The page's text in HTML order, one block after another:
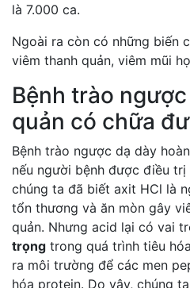
là 7.000 ca.
Ngoài ra còn có những biến
viêm thanh quản, viêm mũi
Bệnh trào
quản có chữa
Bệnh trào ngược dạ dày
nếu người bệnh được điều
chúng ta đã biết axit HCl là
tổn thương và ăn mòn gây
quản. Nhưng acid lại có vai
trọng trong quá trình tiêu
ra môi trường để các men
hóa protein. Do vậy, chúng